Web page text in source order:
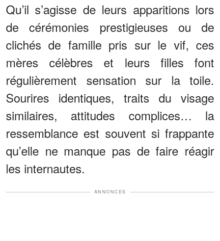
Qu’il s’agisse de leurs apparitions lors
de cérémonies prestigieuses ou de
clichés de famille pris sur le vif, ces
mères célèbres et leurs filles font
régulièrement sensation sur la toile.
Sourires identiques, traits du visage
similaires, attitudes complices… la
ressemblance est souvent si frappante
qu’elle ne manque pas de faire réagir
les internautes.
ANNONCES